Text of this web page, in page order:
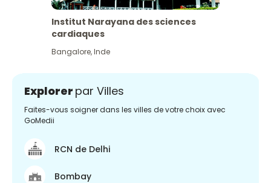
Institut Narayana des sciences
cardiaques
Bangalore,Inde
Explorer par Villes
Faites-vous soigner dans les villes de votre choix avec
GoMedii
RCN de Delhi
Bombay